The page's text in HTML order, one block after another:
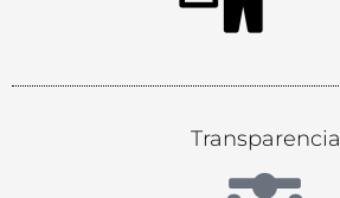
Transparencia